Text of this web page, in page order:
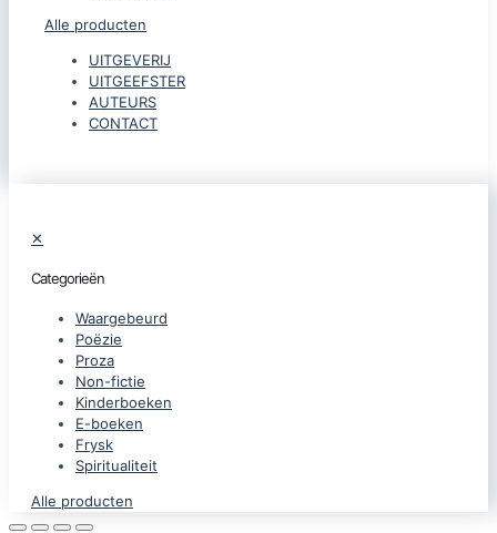
Alle producten
UITGEVERIJ
UITGEEFSTER
AUTEURS
CONTACT
✕
Categorieën
Waargebeurd
Poëzie
Proza
Non-fictie
Kinderboeken
E-boeken
Frysk
Spiritualiteit
Alle producten